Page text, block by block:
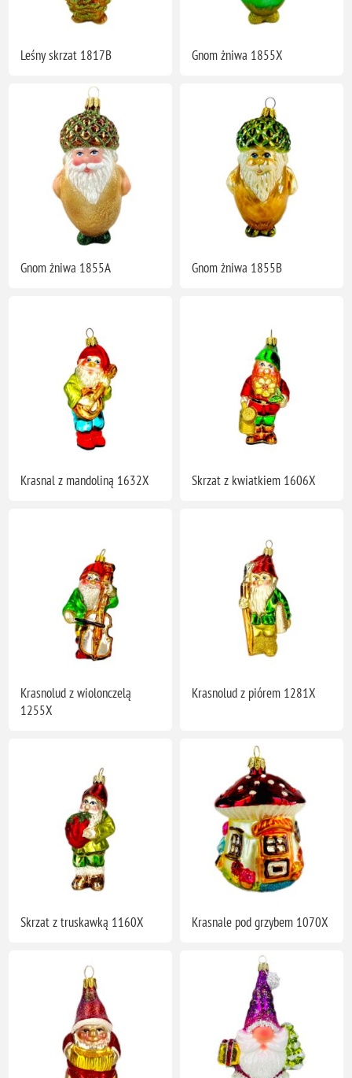
Leśny skrzat 1817B Gnom żniwa 1855X
Gnom żniwa 1855A Gnom żniwa 1855B
Krasnal z mandoliną 1632X Skrzat z kwiatkiem 1606X
Krasnolud z wiolonczelą
1255X
Krasnolud z piórem 1281X
Skrzat z truskawką 1160X Krasnale pod grzybem 1070X